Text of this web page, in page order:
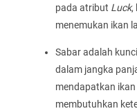
pada atribut Luck,
menemukan ikan
Sabar adalah
dalam jangka
mendapatkan
membutuhkan